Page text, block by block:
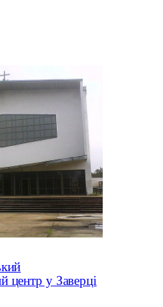
центр у Заверці